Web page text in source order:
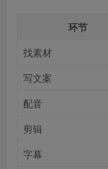
环节
找素材
写文案
配音
剪辑
字幕